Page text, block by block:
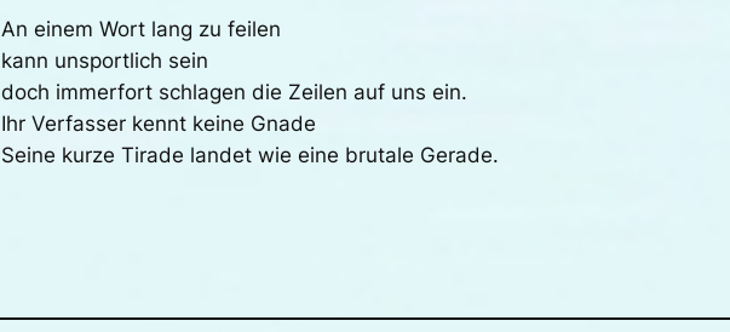
An einem Wort lang zu feilen
kann unsportlich sein
doch immerfort schlagen die Zeilen auf uns ein.
Ihr Verfasser kennt keine Gnade
Seine kurze Tirade landet wie eine brutale Gerade.